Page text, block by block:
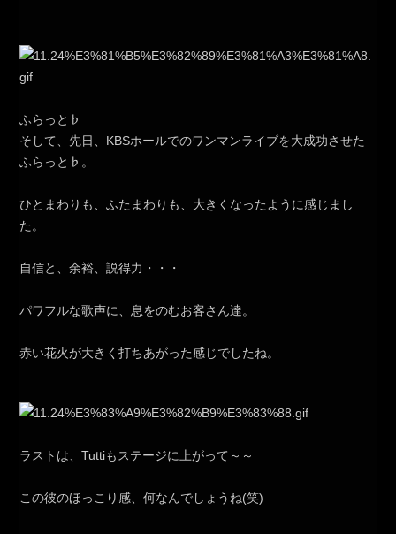
ふらっと♭
そして、先日、KBSホールでのワンマンライブを大成功させた
ふらっと♭。
ひとまわりも、ふたまわりも、大きくなったように感じまし
た。
自信と、余裕、説得力・・・
パワフルな歌声に、息をのむお客さん達。
赤い花火が大きく打ちあがった感じでしたね。
ラストは、Tuttiもステージに上がって～～
この彼のほっこり感、何なんでしょうね(笑)